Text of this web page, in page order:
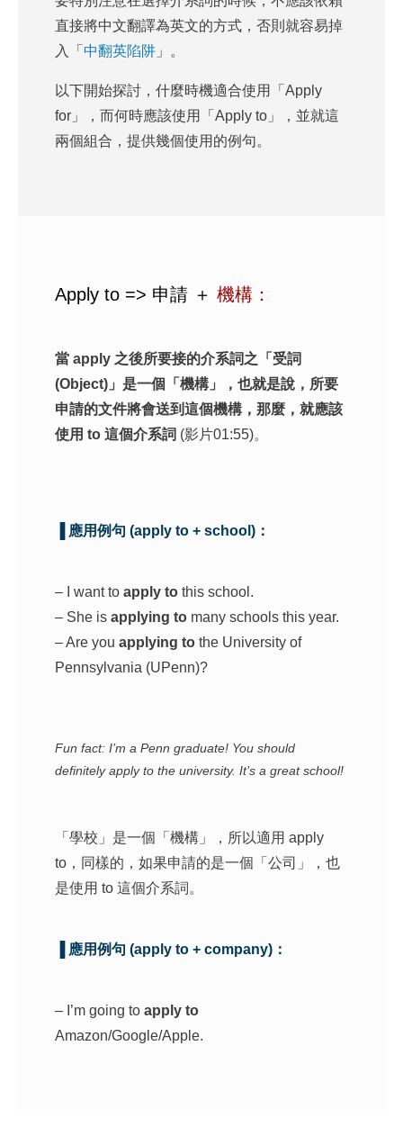
直接將中文翻譯為英文的方式，否則就容易掉
入「 中翻英陷阱」。
以下開始探討，什麼時機適合使用「Apply
for」，而何時應該使用「Apply to」，並就這
兩個組合，提供幾個使用的例句。
Apply to => 申請 ＋ 機構：
當 apply 之後所要接的介系詞之「受詞
(Object)」是一個「機構」，也就是說，所要
申請的文件將會送到這個機構，那麼，就應該
使用 to 這個介系詞 (影片01:55)。
▐ 應用例句 (apply to + school)：
– I want to apply tothis school.
– She is applying to many schools this year.
– Are you applying tothe University of
Pennsylvania (UPenn)?
Fun fact: I’m a Penn graduate! You should
definitely apply to the university. It’s a great school!
「學校」是一個「機構」，所以適用 apply
to，同樣的，如果申請的是一個「公司」，也
是使用 to 這個介系詞。
▐ 應用例句 (apply to + company)：
– I’m going to apply to
Amazon/Google/Apple.